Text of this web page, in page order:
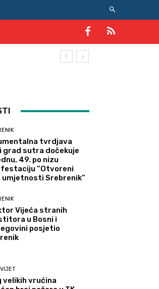
tvrdjava
grad sutra dočekuje
49. po nizu
“Otvoreni
umjetnosti Srebrenik”
Vijeća stranih
u Bosni i
posjetio
velikih vrućina